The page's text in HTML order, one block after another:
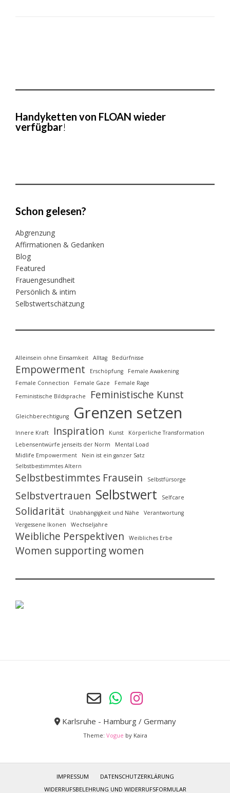
Handyketten von FLOAN wieder
verfügbar!
Schon gelesen?
Abgrenzung
Affirmationen & Gedanken
Blog
Featured
Frauengesundheit
Persönlich & intim
Selbstwertschätzung
Alleinsein ohne Einsamkeit Alltag Bedürfnisse
Empowerment Erschöpfung
Female Awakening
Female Connection
Female Gaze
Female Rage
Feministische Bildsprache
Feministische Kunst
Gleichberechtigung Grenzen setzen
Innere Kraft Inspiration Kunst
Körperliche Transformation
Lebensentwürfe jenseits der Norm
Mental Load
Midlife Empowerment
Nein ist ein ganzer Satz
Selbstbestimmtes Altern
Selbstbestimmtes Frausein Selbstfürsorge
Selbstvertrauen Selbstwert Selfcare
Solidarität Unabhängigkeit und Nähe
Verantwortung
Vergessene Ikonen
Wechseljahre
Weibliche Perspektiven Weibliches Erbe
Women supporting women
Karlsruhe - Hamburg / Germany
Theme: Vogue by Kaira
IMPRESSUM
DATENSCHUTZERKLÄRUNG
WIDERRUFSBELEHRUNG UND WIDERRUFSFORMULAR